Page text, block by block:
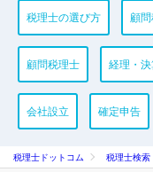
税理士の選び方 顧
顧問税理士 経理・
会社設立 確定申告
税理士ドットコム 税理士検索